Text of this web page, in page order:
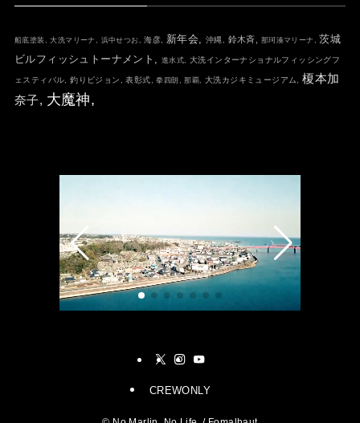
船底塗装,大洗マリーナ, 浜中せつお,海彦, 新年会,沖縄, 鈴木斉, 那珂湊マリーナ, 茨城
ビルフィッシュトーナメント,
進水式, 大洗インターナショナルフィッシングフ
ェスティバル,釣りビジョン,表彰式,拳四朗,那覇,大洗カジキミュージアム,榎本加
奈子, 大魔神,
CREWONLY